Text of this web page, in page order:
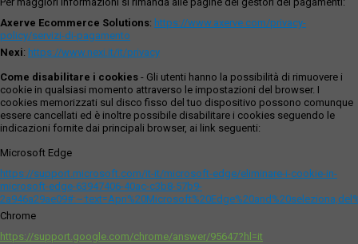
Axerve Ecommerce Solutions: https://www.axerve.com/privacy-
policy/servizi-di-pagamento
Nexi: https://www.nexi.it/it/privacy
Come disabilitare i cookies - Gli utenti hanno la possibilità di rimuovere i
cookie in qualsiasi momento attraverso le impostazioni del browser. I
cookies memorizzati sul disco fisso del tuo dispositivo possono comunque
essere cancellati ed è inoltre possibile disabilitare i cookies seguendo le
indicazioni fornite dai principali browser, ai link seguenti:
Microsoft Edge
https://support.microsoft.com/it-it/microsoft-edge/eliminare-i-cookie-in-
microsoft-edge-63947406-40ac-c3b8-57b9-
Chrome
https://support.google.com/chrome/answer/95647?hl=it